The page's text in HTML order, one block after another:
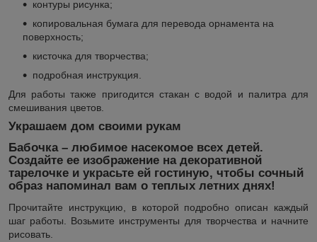
контуры рисунка;
копировальная бумага для перевода орнамента на
поверхность;
кисточка для творчества;
подробная инструкция.
Для работы также пригодится стакан с водой и палитра для
смешивания цветов.
Украшаем дом своими рукам
Бабочка– любимое насекомое всех детей.
Создайте ее изображение на декоративной
тарелочке и украсьте ей гостиную, чтобы сочный
образ напоминал вам о теплых летних днях!
Прочитайте инструкцию, в которой подробно описан каждый
шаг работы. Возьмите инструменты для творчества и начните
рисовать.